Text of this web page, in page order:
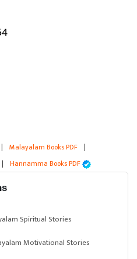
| Malayalam Books PDF |
| Hannamma Books PDF
Spiritual Stories
Motivational Stories